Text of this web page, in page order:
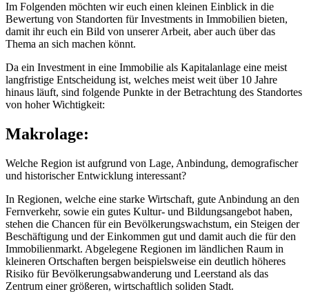
Im Folgenden möchten wir euch einen kleinen Einblick in die
Bewertung von Standorten für Investments in Immobilien bieten,
damit ihr euch ein Bild von unserer Arbeit, aber auch über das
Thema an sich machen könnt.
Da ein Investment in eine Immobilie als Kapitalanlage eine meist
langfristige Entscheidung ist, welches meist weit über 10 Jahre
hinaus läuft, sind folgende Punkte in der Betrachtung des Standortes
von hoher Wichtigkeit:
Makrolage:
Welche Region ist aufgrund von Lage, Anbindung, demografischer
und historischer Entwicklung interessant?
In Regionen, welche eine starke Wirtschaft, gute Anbindung an den
Fernverkehr, sowie ein gutes Kultur- und Bildungsangebot haben,
stehen die Chancen für ein Bevölkerungswachstum, ein Steigen der
Beschäftigung und der Einkommen gut und damit auch die für den
Immobilienmarkt. Abgelegene Regionen im ländlichen Raum in
kleineren Ortschaften bergen beispielsweise ein deutlich höheres
Risiko für Bevölkerungsabwanderung und Leerstand als das
Zentrum einer größeren, wirtschaftlich soliden Stadt.